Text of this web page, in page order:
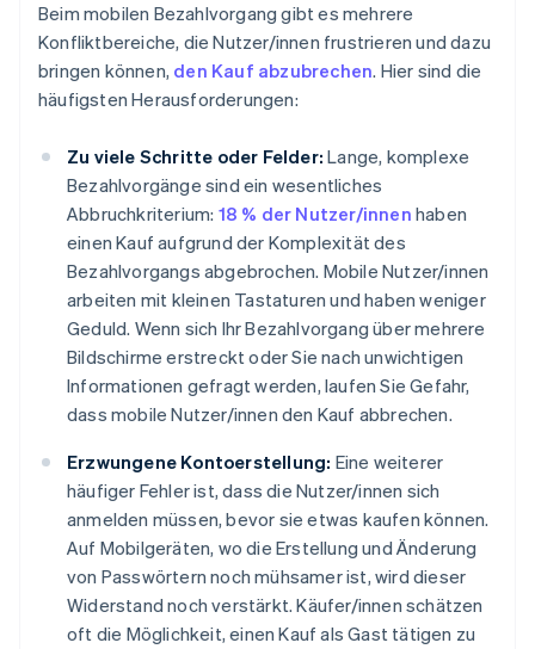
Beim mobilen Bezahlvorgang gibt es mehrere
Konfliktbereiche, die Nutzer/innen frustrieren und dazu
bringen können, den Kauf abzubrechen. Hier sind die
häufigsten Herausforderungen:
Zu viele Schritte oder Felder: Lange, komplexe
Bezahlvorgänge sind ein wesentliches
Abbruchkriterium: 18 % der Nutzer/innen haben
einen Kauf aufgrund der Komplexität des
Bezahlvorgangs abgebrochen. Mobile Nutzer/innen
arbeiten mit kleinen Tastaturen und haben weniger
Geduld. Wenn sich Ihr Bezahlvorgang über mehrere
Bildschirme erstreckt oder Sie nach unwichtigen
Informationen gefragt werden, laufen Sie Gefahr,
dass mobile Nutzer/innen den Kauf abbrechen.
Erzwungene Kontoerstellung: Eine weiterer
häufiger Fehler ist, dass die Nutzer/innen sich
anmelden müssen, bevor sie etwas kaufen können.
Auf Mobilgeräten, wo die Erstellung und Änderung
von Passwörtern noch mühsamer ist, wird dieser
Widerstand noch verstärkt. Käufer/innen schätzen
oft die Möglichkeit, einen Kauf als Gast tätigen zu